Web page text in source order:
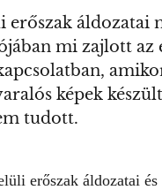
erőszak áldozatai
mi zajlott az
képek
tudott.
erőszak áldozatai